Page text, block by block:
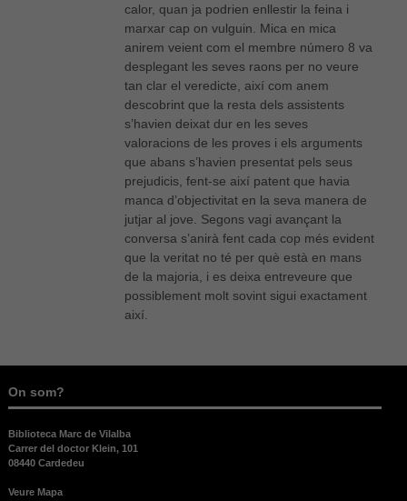
calor, quan ja podrien enllestir la feina i
marxar cap on vulguin. Mica en mica
anirem veient com el membre número 8 va
desplegant les seves raons per no veure
tan clar el veredicte, així com anem
descobrint que la resta dels assistents
s’havien deixat dur en les seves
valoracions de les proves i els arguments
que abans s’havien presentat pels seus
prejudicis, fent-se així patent que havia
manca d’objectivitat en la seva manera de
jutjar al jove. Segons vagi avançant la
conversa s’anirà fent cada cop més evident
que la veritat no té per què està en mans
de la majoria, i es deixa entreveure que
possiblement molt sovint sigui exactament
així.
On som?
Biblioteca Marc de Vilalba
Carrer del doctor Klein, 101
08440 Cardedeu
Veure Mapa
Necessàries
Aquestes
cookies no
són
opcionals,
són
necessàries
per al bon
funcionament
web.
cookies.